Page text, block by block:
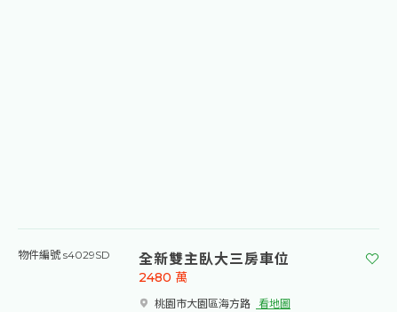
物件編號 s4029SD 全新雙主臥大三房車位
桃園市大園區海方路​ 看地圖
2480 萬